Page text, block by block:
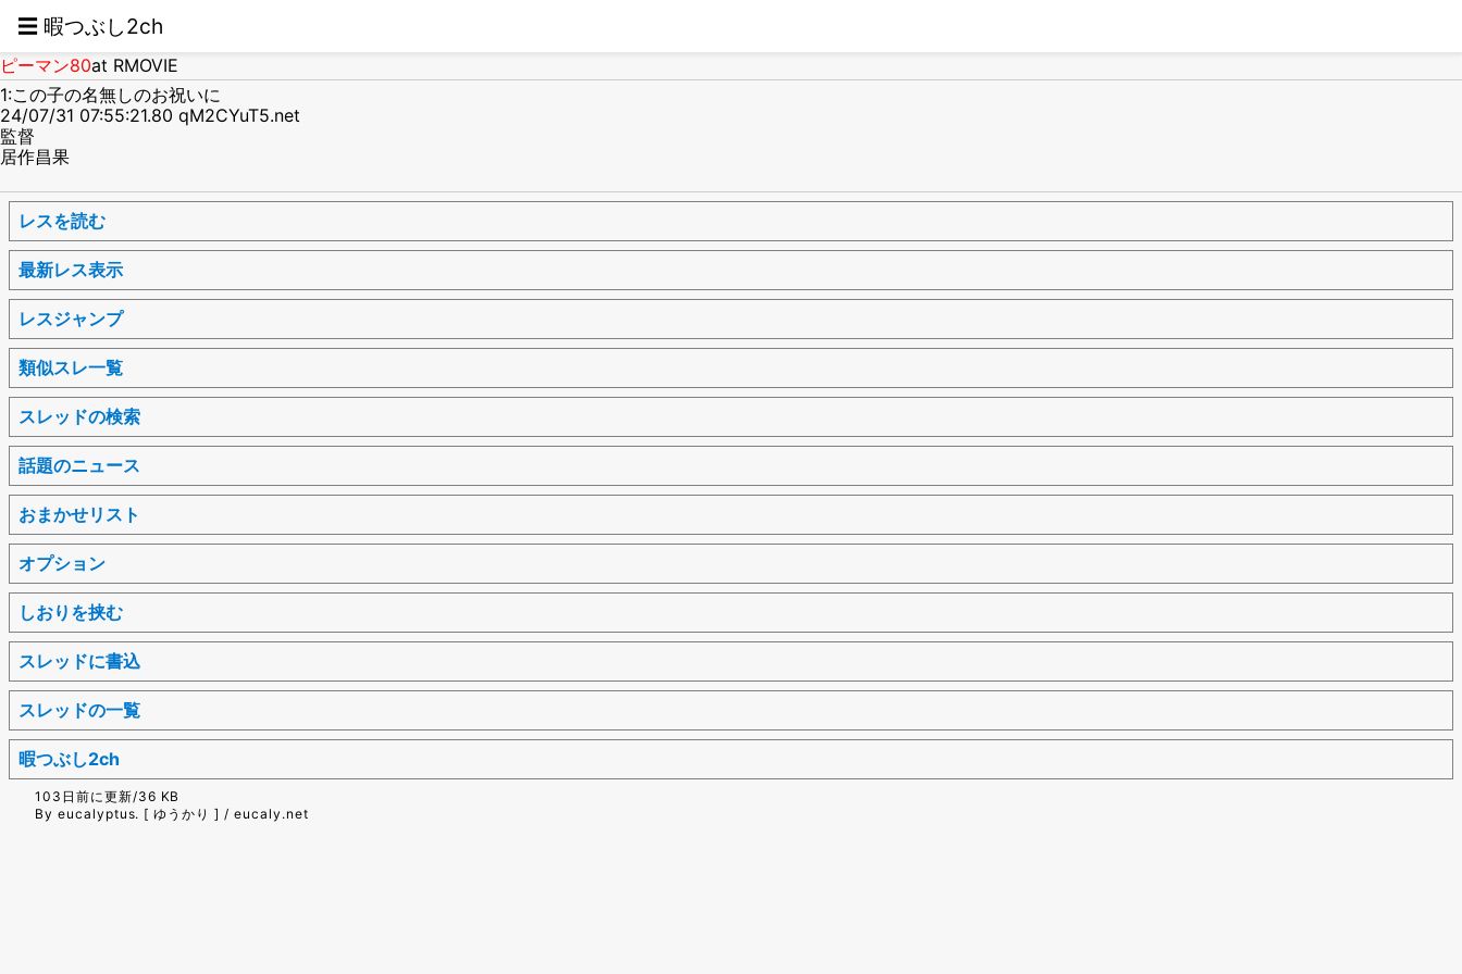
☰ 暇つぶし2ch
ピーマン80at RMOVIE
1:この子の名無しのお祝いに
24/07/31 07:55:21.80 qM2CYuT5.net
監督
居作昌果
レスを読む
最新レス表示
レスジャンプ
類似スレ一覧
スレッドの検索
話題のニュース
おまかせリスト
オプション
しおりを挟む
スレッドに書込
スレッドの一覧
暇つぶし2ch
103日前に更新/36 KB
By eucalyptus. [ ゆうかり ] / eucaly.net